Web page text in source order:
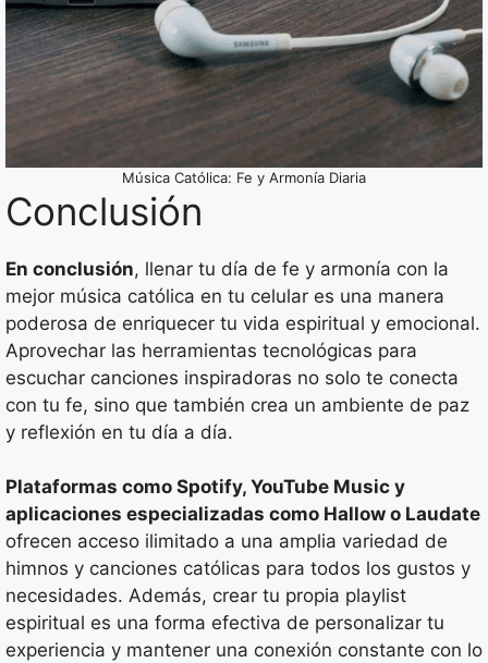
Música Católica: Fe y Armonía Diaria
Conclusión
En conclusión, llenar tu día de fe y armonía con la
mejor música católica en tu celular es una manera
poderosa de enriquecer tu vida espiritual y emocional.
Aprovechar las herramientas tecnológicas para
escuchar canciones inspiradoras no solo te conecta
con tu fe, sino que también crea un ambiente de paz
y reflexión en tu día a día.
Plataformas como Spotify, YouTube Music y
aplicaciones especializadas como Hallow o Laudate
ofrecen acceso ilimitado a una amplia variedad de
himnos y canciones católicas para todos los gustos y
necesidades. Además, crear tu propia playlist
espiritual es una forma efectiva de personalizar tu
experiencia y mantener una conexión constante con lo